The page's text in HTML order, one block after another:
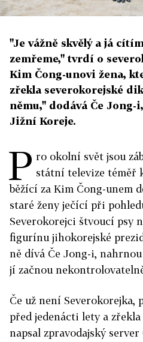
"Je vážně skvělý a já
zemřeme," tvrdí o
Kim Čong-unovi žena,
zřekla severokorejské
němu," dodává Če
Jižní Koreje.
P ro okolní svět jsou
státní televize téměř
běžící za Kim Čong-unem
staré ženy ječící při
Severokorejci štvoucí psy
figurínu jihokorejské
ně dívá Če Jong-i,
jí začnou
Če už není Severokorejka,
před jedenácti lety a
napsal zpravodajský server